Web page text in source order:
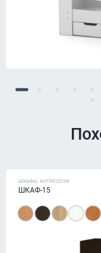
ШКАФЫ, АНТРЕСОЛИ
ШКАФ-15